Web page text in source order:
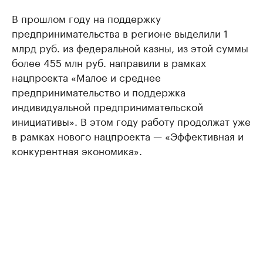
В прошлом году на поддержку
предпринимательства в регионе выделили 1
млрд руб. из федеральной казны, из этой суммы
более 455 млн руб. направили в рамках
нацпроекта «Малое и среднее
предпринимательство и поддержка
индивидуальной предпринимательской
инициативы». В этом году работу продолжат уже
в рамках нового нацпроекта — «Эффективная и
конкурентная экономика».